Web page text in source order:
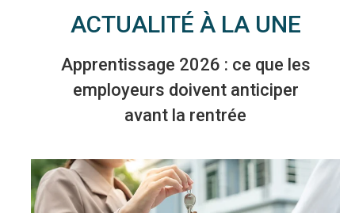
ACTUALITÉ À LA UNE
Apprentissage 2026 : ce que les
employeurs doivent anticiper
avant la rentrée